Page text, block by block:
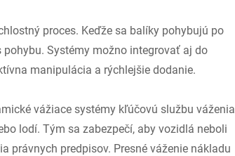
proces. Keďže sa balíky pohybujú po
Systémy možno integrovať aj do
manipulácia a rýchlejšie dodanie.
vážiace systémy kľúčovú službu váženia
lodí. Tým sa zabezpečí, aby vozidlá neboli
právnych predpisov. Presné váženie nákladu